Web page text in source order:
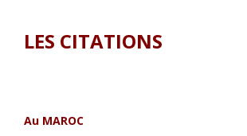
LES CITATIONS
Au MAROC